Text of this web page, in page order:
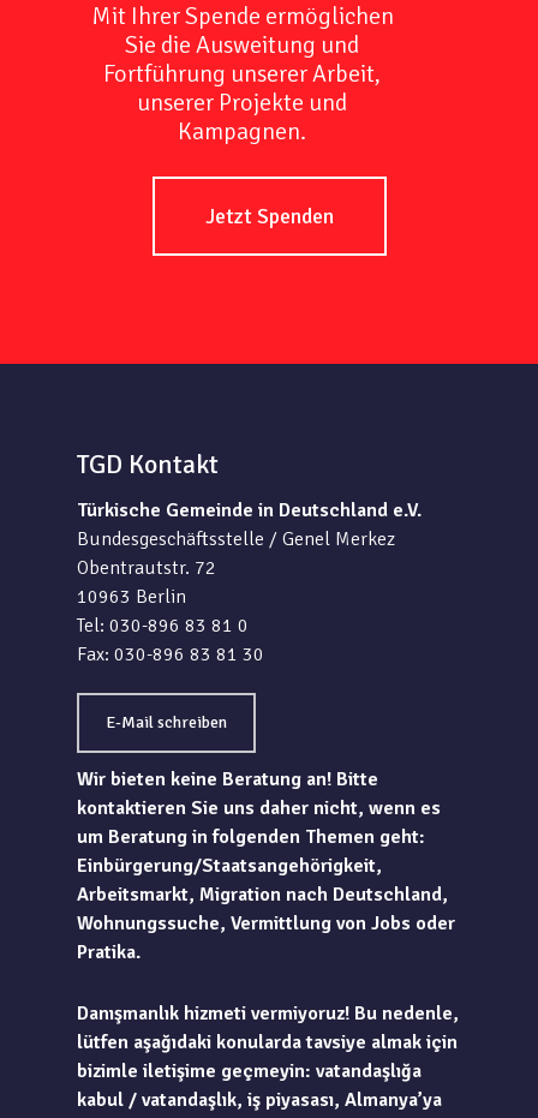
Mit Ihrer Spende ermöglichen
Sie die Ausweitung und
Fortführung unserer Arbeit,
unserer Projekte und
Kampagnen.
Jetzt Spenden
TGD Kontakt
Türkische Gemeinde in Deutschland e.V.
Bundesgeschäftsstelle / Genel Merkez
Obentrautstr. 72
10963 Berlin
Tel: 030-896 83 81 0
Fax: 030-896 83 81 30
E-Mail schreiben
Wir bieten keine Beratung an! Bitte
kontaktieren Sie uns daher nicht, wenn es
um Beratung in folgenden Themen geht:
Einbürgerung/Staatsangehörigkeit,
Arbeitsmarkt, Migration nach Deutschland,
Wohnungssuche, Vermittlung von Jobs oder
Pratika.
Danışmanlık hizmeti vermiyoruz! Bu nedenle,
lütfen aşağıdaki konularda tavsiye almak için
bizimle iletişime geçmeyin: vatandaşlığa
kabul / vatandaşlık, iş piyasası, Almanya’ya